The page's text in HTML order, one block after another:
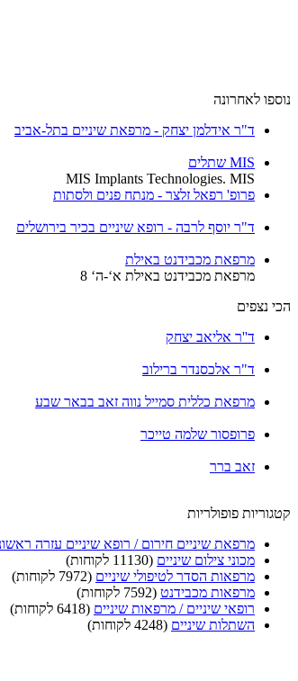
נוספו לאחרונה
ד"ר אידלמן יצחק - מרפאת שיניים בתל-אביב
MIS שתלים
MIS Implants Technologies. MIS
פרופ' רפאל זלצר - מנתח פנים ולסתות
ד"ר יוסף לרבה - רופא שיניים בכיר בירושלים
מרפאת מכבידנט באילת
מרפאת מכבידנט באילת א‘-ה‘ 8
הכי נצפים
ד''ר אליאב יצחק
ד"ר אלכסנדר ברילוב
מרפאת כללית סמייל נווה זאב בבאר שבע
פרופסור שלמה טייכר
זאב ברר
קטגוריות פופולריות
מרפאת שיניים חירום / רופא שיניים עזרה
מכוני צילום שיניים (11130 לקוחות)
מרפאות הסדר לטיפולי שיניים (7972 לקוחות)
מרפאות מכבידנט (7592 לקוחות)
רופאי שיניים / מרפאות שיניים (6418 לקוחות)
השתלות שיניים (4248 לקוחות)